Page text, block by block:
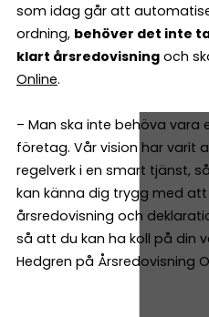
som idag går att
ordning, behöver det inte
klart årsredovisning och
Online.
– Man ska inte behöva
företag. Vår vision har varit
regelverk i en smart tjänst,
kan känna dig trygg med
årsredovisning och
så att du kan ha koll på din
Hedgren på Årsredovisning